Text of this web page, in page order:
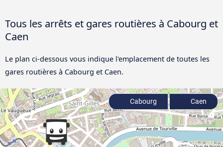
Tous les arrêts et gares routières à Cabourg et
Caen
Le plan ci-dessous vous indique l'emplacement de toutes les
gares routières à Cabourg et Caen.
Cabourg Caen